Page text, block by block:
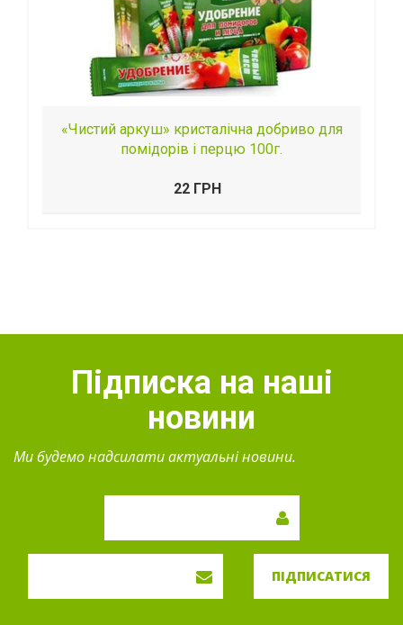
«Чистий аркуш» кристалічна добриво для
помідорів і перцю 100г.
22 ГРН
Підписка на наші
новини
Ми будемо надсилати актуальні новини.
ПІДПИСАТИСЯ